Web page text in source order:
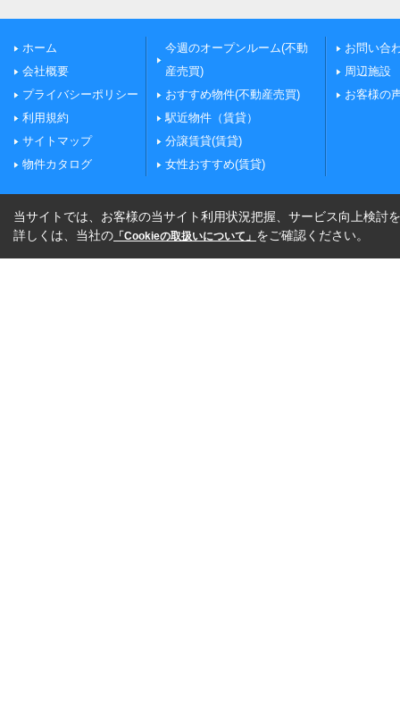
ホーム
会社概要
プライバシーポリシー
利用規約
サイトマップ
物件カタログ
今週のオープンルーム(不動
産売買)
おすすめ物件(不動産売買)
駅近物件（賃貸）
分譲賃貸(賃貸)
女性おすすめ(賃貸)
お問い合
周辺施設
お客様の
当サイトでは、お客様の当サイト利用状況把握、サービス向上検討
詳しくは、当社の 「Cookieの取扱いについて」 をご確認ください。